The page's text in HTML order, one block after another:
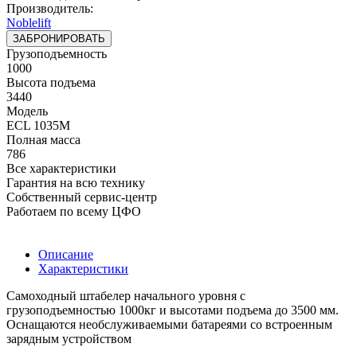
Производитель:
Noblelift
ЗАБРОНИРОВАТЬ
Грузоподъемность
1000
Высота подъема
3440
Модель
ECL 1035M
Полная масса
786
Все характеристики
Гарантия на всю технику
Собственный сервис-центр
Работаем по всему ЦФО
Описание
Характеристики
Самоходный штабелер начального уровня с
грузоподъемностью 1000кг и высотами подъема до 3500 мм.
Оснащаются необслуживаемыми батареями со встроенным
зарядным устройством